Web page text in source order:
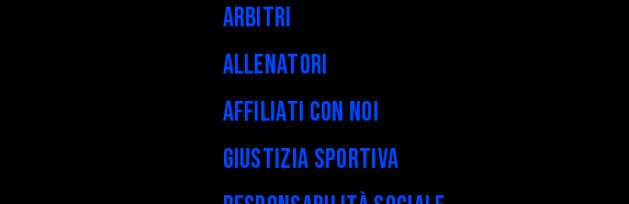
Arbitri
Allenatori
Affiliati con noi
Giustizia Sportiva